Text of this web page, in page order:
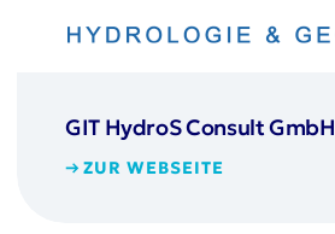
GIT HydroS Consult GmbH
ZUR WEBSEITE